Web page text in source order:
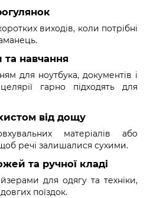
виходів, коли потрібні
навчання
для ноутбука, документів і
гарно підходять для
від дощу
матеріалів або
речі залишалися сухими.
та ручної кладі
для одягу та техніки,
поїздок.